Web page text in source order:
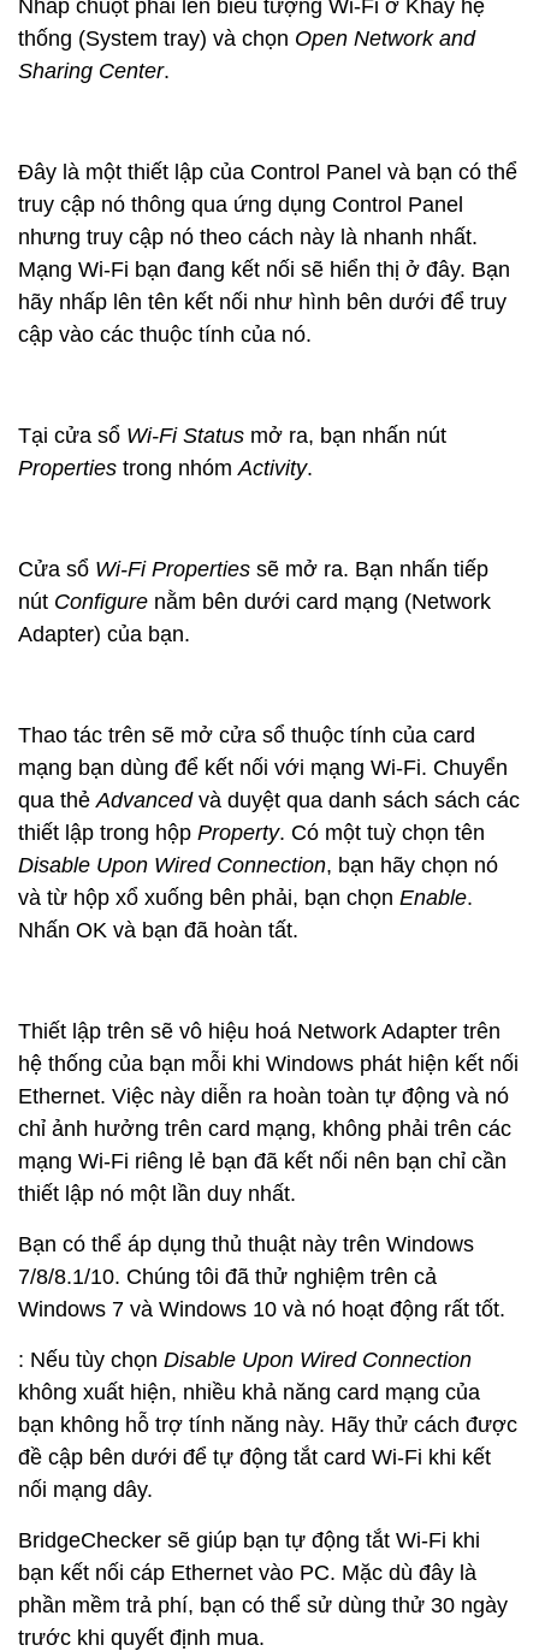
Nhấp chuột phải lên biểu tượng Wi-Fi ở Khay hệ
thống (System tray) và chọn Open Network and
Sharing Center.
Đây là một thiết lập của Control Panel và bạn có thể
truy cập nó thông qua ứng dụng Control Panel
nhưng truy cập nó theo cách này là nhanh nhất.
Mạng Wi-Fi bạn đang kết nối sẽ hiển thị ở đây. Bạn
hãy nhấp lên tên kết nối như hình bên dưới để truy
cập vào các thuộc tính của nó.
Tại cửa sổ Wi-Fi Status mở ra, bạn nhấn nút
Properties trong nhómActivity.
Cửa sổ Wi-Fi Properties sẽ mở ra. Bạn nhấn tiếp
nút Configure nằm bên dưới card mạng (Network
Adapter) của bạn.
Thao tác trên sẽ mở cửa sổ thuộc tính của card
mạng bạn dùng để kết nối với mạng Wi-Fi. Chuyển
qua thẻAdvancedvà duyệt qua danh sách sách các
thiết lập trong hộp Property. Có một tuỳ chọn tên
Disable Upon Wired Connection, bạn hãy chọn nó
và từ hộp xổ xuống bên phải, bạn chọn Enable.
Nhấn OK và bạn đã hoàn tất.
Thiết lập trên sẽ vô hiệu hoá Network Adapter trên
hệ thống của bạn mỗi khi Windows phát hiện kết nối
Ethernet. Việc này diễn ra hoàn toàn tự động và nó
chỉ ảnh hưởng trên card mạng, không phải trên các
mạng Wi-Fi riêng lẻ bạn đã kết nối nên bạn chỉ cần
thiết lập nó một lần duy nhất.
Bạn có thể áp dụng thủ thuật này trên Windows
7/8/8.1/10. Chúng tôi đã thử nghiệm trên cả
Windows 7 và Windows 10 và nó hoạt động rất tốt.
: Nếu tùy chọn Disable Upon Wired Connection
không xuất hiện, nhiều khả năng card mạng của
bạn không hỗ trợ tính năng này. Hãy thử cách được
đề cập bên dưới để tự động tắt card Wi-Fi khi kết
nối mạng dây.
BridgeChecker sẽ giúp bạn tự động tắt Wi-Fi khi
bạn kết nối cáp Ethernet vào PC. Mặc dù đây là
phần mềm trả phí, bạn có thể sử dùng thử 30 ngày
trước khi quyết định mua.